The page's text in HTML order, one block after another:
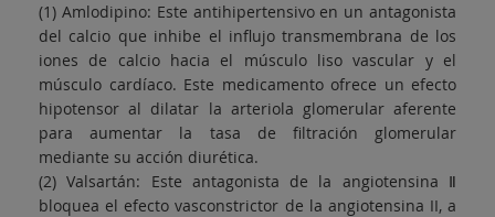
(1) Amlodipino: Este antihipertensivo en un antagonista
del calcio que inhibe el influjo transmembrana de los
iones de calcio hacia el músculo liso vascular y el
músculo cardíaco. Este medicamento ofrece un efecto
hipotensor al dilatar la arteriola glomerular aferente
para aumentar la tasa de filtración glomerular
mediante su acción diurética.
(2) Valsartán: Este antagonista de la angiotensina Ⅱ
bloquea el efecto vasconstrictor de la angiotensina II, a